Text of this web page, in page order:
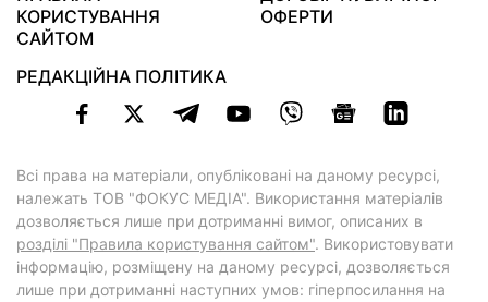
КОРИСТУВАННЯ
САЙТОМ
ОФЕРТИ
РЕДАКЦІЙНА ПОЛІТИКА
Всі права на матеріали, опубліковані на даному ресурсі,
належать ТОВ "ФОКУС МЕДІА". Використання матеріалів
дозволяється лише при дотриманні вимог, описаних в
розділі "Правила користування сайтом". Використовувати
інформацію, розміщену на даному ресурсі, дозволяється
лише при дотриманні наступних умов: гіперпосилання на